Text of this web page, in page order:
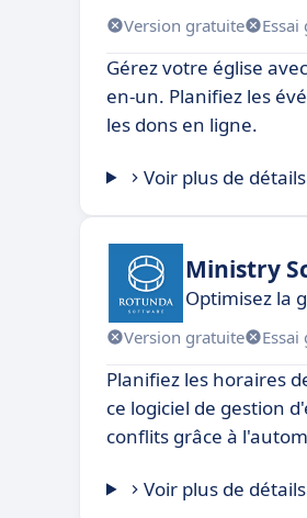
Version gratuite
Gérez votre église
en-un. Planifiez les
les dons en ligne.
Voir plus de détails
Ministry
Optimisez la
Version gratuite
Planifiez les horaires
ce logiciel de gestion
conflits grâce à
Voir plus de détails